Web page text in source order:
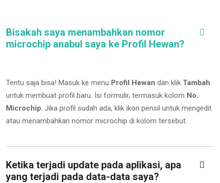
Bisakah saya menambahkan nomor
microchip anabul saya ke Profil Hewan?
Tentu saja bisa! Masuk ke menu Profil Hewan dan klik Tambah
untuk membuat profil baru. Isi formulir, termasuk kolom No.
Microchip. Jika profil sudah ada, klik ikon pensil untuk mengedit
atau menambahkan nomor microchip di kolom tersebut.
Ketika terjadi update pada aplikasi, apa
yang terjadi pada data-data saya?